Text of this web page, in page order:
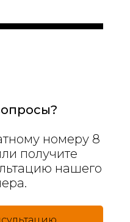
номеру 8
получите
нашего